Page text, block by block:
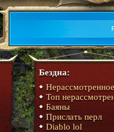
Бездна:
Нерассмотренное
Топ
Баяны
Прислать перл
Diablo lol